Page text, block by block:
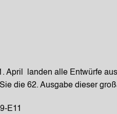
April landen alle Entwürfe
die 62. Ausgabe dieser
E11